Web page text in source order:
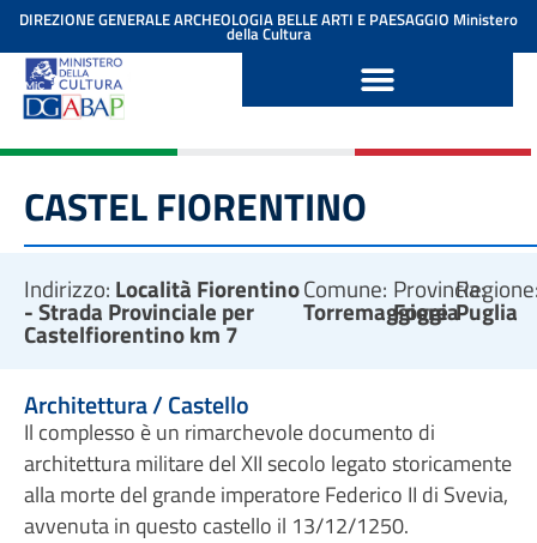
contenuto
DIREZIONE GENERALE ARCHEOLOGIA BELLE ARTI E PAESAGGIO Ministero
della Cultura
CASTEL FIORENTINO
Indirizzo: Località Fiorentino
- Strada Provinciale per
Castelfiorentino km 7
Comune:
Torremaggiore
Provincia:
FoggiaPuglia
Architettura / Castello
Il complesso è un rimarchevole documento di
architettura militare del XII secolo legato storicamente
alla morte del grande imperatore Federico II di Svevia,
avvenuta in questo castello il 13/12/1250.